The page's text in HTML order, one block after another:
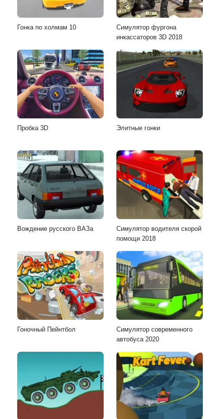
Гонка по холмам 10
Симулятор фургона
инкассаторов 3D 2018
Пробка 3D Элитные гонки
Вождение русского ВАЗа
Симулятор водителя скорой
помощи 2018
Гоночный Пейнтбол
Симулятор современного
автобуса 2020